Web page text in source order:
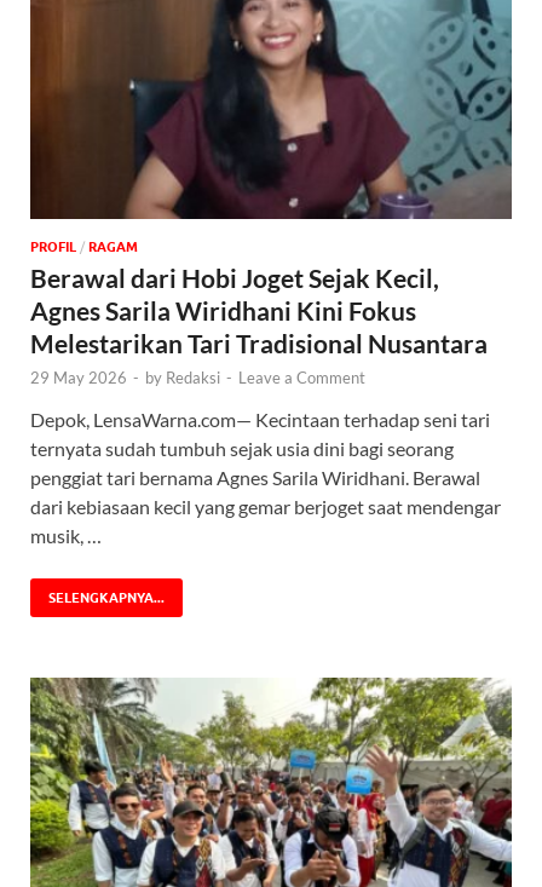
PROFIL / ‎RAGAM
Berawal dari Hobi Joget Sejak Kecil,
Agnes Sarila Wiridhani Kini Fokus
Melestarikan Tari Tradisional Nusantara
29 May 2026 - by Redaksi - Leave a Comment
Depok, LensaWarna.com— Kecintaan terhadap seni tari
ternyata sudah tumbuh sejak usia dini bagi seorang
penggiat tari bernama Agnes Sarila Wiridhani. Berawal
dari kebiasaan kecil yang gemar berjoget saat mendengar
musik, …
SELENGKAPNYA...